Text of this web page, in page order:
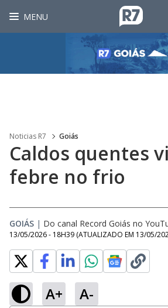
MENU
Noticias R7 Goiás
Caldos quentes
febre no frio
GOIÁS | Do canal Record Goiás no
13/05/2026 - 18H39 (ATUALIZADO EM 13/05/
A+ A-